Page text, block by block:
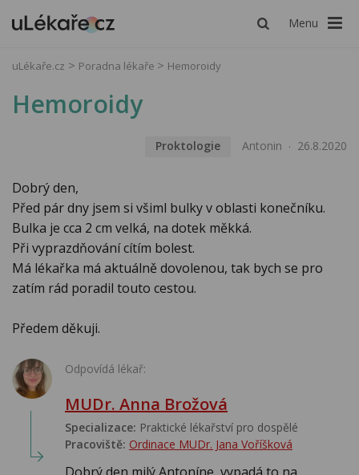
Menu
uLékaře.cz Poradna lékaře Hemoroidy
Hemoroidy
Proktologie Antonin 26.8.2020
Dobrý den,
Před pár dny jsem si všiml bulky v oblasti konečníku.
Bulka je cca 2 cm velká, na dotek měkká.
Při vyprazdňování cítím bolest.
Má lékařka má aktuálně dovolenou, tak bych se pro
zatím rád poradil touto cestou.
Předem děkuji.
Odpovídá lékař:
MUDr. Anna Brožová
Specializace: Praktické lékařství pro dospělé
Pracoviště: Ordinace MUDr. Jana Voříšková